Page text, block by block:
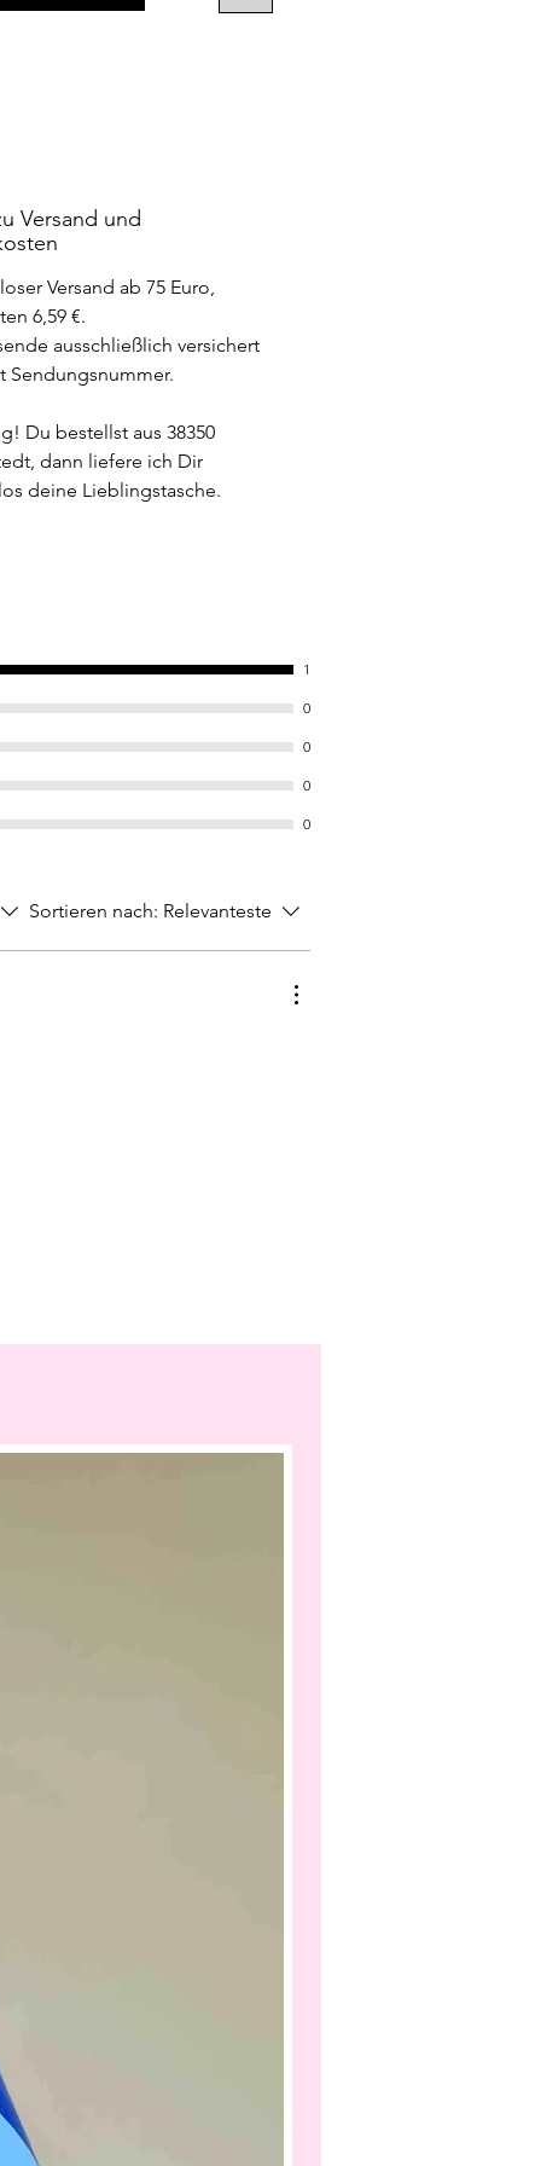
Versand und
Versand ab 75 Euro,
6,59 €.
ausschließlich versichert
Sendungsnummer.
Du bestellst aus 38350
dann liefere ich Dir
deine Lieblingstasche.
1
0
0
0
0
Sortieren nach: Relevanteste